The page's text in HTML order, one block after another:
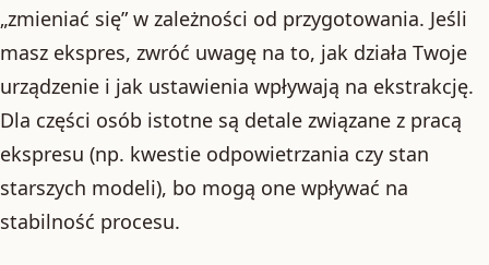
„zmieniać się” w zależności od przygotowania. Jeśli
masz ekspres, zwróć uwagę na to, jak działa Twoje
urządzenie i jak ustawienia wpływają na ekstrakcję.
Dla części osób istotne są detale związane z pracą
ekspresu (np. kwestie odpowietrzania czy stan
starszych modeli), bo mogą one wpływać na
stabilność procesu.